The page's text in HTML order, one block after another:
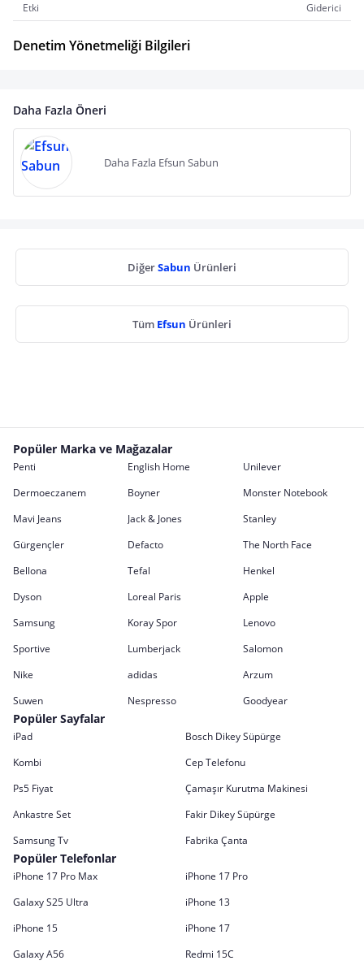
Etki
Giderici
Denetim Yönetmeliği Bilgileri
Daha Fazla Öneri
Daha Fazla Efsun Sabun
DiğerSabun Ürünleri
Tüm Efsun Ürünleri
Popüler Marka ve Mağazalar
Penti English Home
Unilever
Dermoeczanem
Boyner
Monster Notebook
Mavi Jeans
Jack & Jones
Stanley
Gürgençler
Defacto
The North Face
Bellona
Tefal
Henkel
Dyson
Loreal Paris
Apple
Samsung
Koray Spor
Lenovo
Sportive
Lumberjack
Salomon
Nike
adidas
Arzum
Suwen
Nespresso Goodyear
Popüler Sayfalar
iPad
Bosch Dikey Süpürge
Kombi
Cep Telefonu
Ps5 Fiyat
Çamaşır Kurutma Makinesi
Ankastre Set
Fakir Dikey Süpürge
Samsung Tv
Fabrika Çanta
Popüler Telefonlar
iPhone 17 Pro Max
iPhone 17 Pro
Galaxy S25 Ultra
iPhone 13
iPhone 15
iPhone 17
Galaxy A56
Redmi 15C